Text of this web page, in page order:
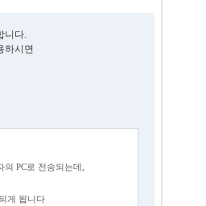
니다.
하시면
PC로 전송되는데,
게 됩니다